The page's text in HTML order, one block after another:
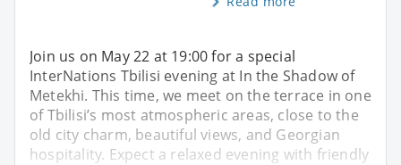
Join us on May 22 at 19:00 for a special
InterNations Tbilisi evening at In the Shadow of
Metekhi. This time, we meet on the terrace in one
of Tbilisi’s most atmospheric areas, close to the
old city charm, beautiful views, and Georgian
hospitality. Expect a relaxed evening with friendly